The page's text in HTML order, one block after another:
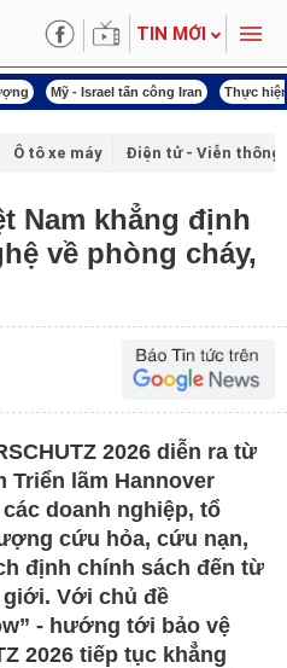
TIN MỚI
Thực hiện Nghị quyết 80 Thực hiện
Ô tô xe máy Điện tử - Viễn thông
Nam khẳng định
về phòng cháy,
2026 diễn ra từ
Triển lãm Hannover
doanh nghiệp, tổ
cứu hỏa, cứu nạn,
định chính sách đến từ
Với chủ đề
- hướng tới bảo vệ
2026 tiếp tục khẳng